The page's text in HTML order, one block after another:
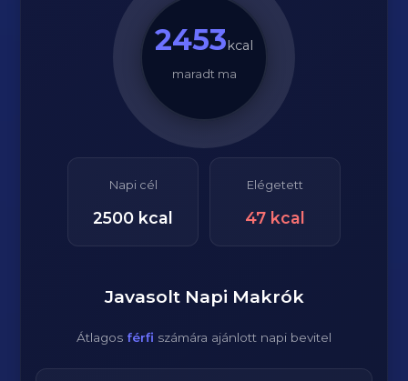
2453kcal
maradt ma
Napi cél
2500 kcal
Elégetett
47 kcal
Javasolt Napi Makrók
Átlagos férfi számára ajánlott napi bevitel